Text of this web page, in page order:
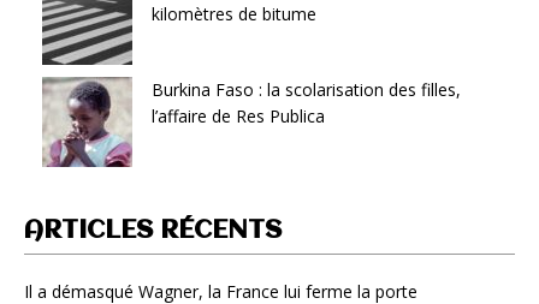
kilomètres de bitume
Burkina Faso : la scolarisation des filles,
l’affaire de Res Publica
ARTICLES RÉCENTS
Il a démasqué Wagner, la France lui ferme la porte